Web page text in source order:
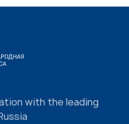
with the leading